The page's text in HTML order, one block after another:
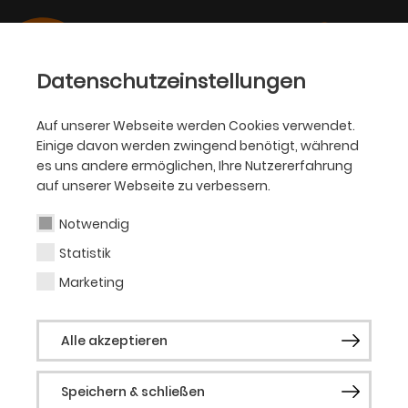
Datenschutzeinstellungen
Auf unserer Webseite werden Cookies verwendet.
Einige davon werden zwingend benötigt, während
es uns andere ermöglichen, Ihre Nutzererfahrung
auf unserer Webseite zu verbessern.
Notwendig
Statistik
Marketing
Alle akzeptieren
Speichern & schließen
OPER
Mikhail Vekua
Gast Oper
Mikhail Vekua ist seit 2013 festes
Ensemblemitglied am Mariinsky Theater
St. Petersburg, wo er 2012 unter Valery
Gergiev als Loge (Das Rheingold